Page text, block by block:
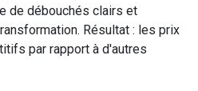
de débouchés clairs et
Résultat : les prix
par rapport à d'autres